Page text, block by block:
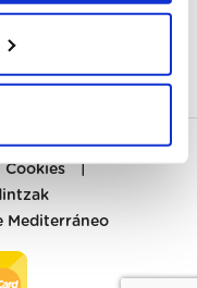
Cookies
Mediterráneo